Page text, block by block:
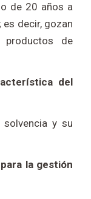
de 20 años a
es decir, gozan
productos de
del
y su
la gestión